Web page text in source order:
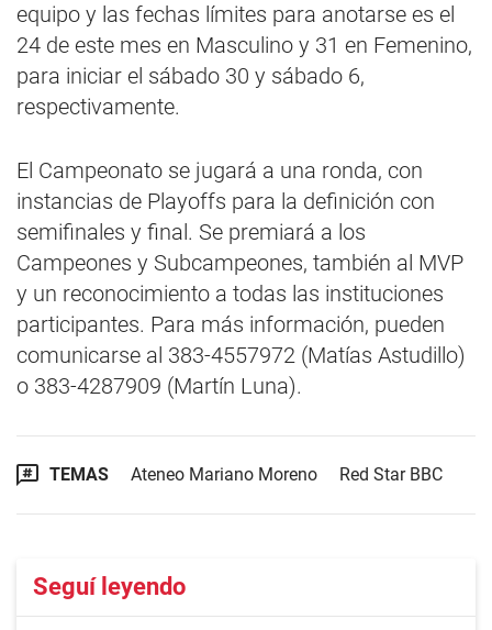
equipo y las fechas límites para anotarse es el
24 de este mes en Masculino y 31 en Femenino,
para iniciar el sábado 30 y sábado 6,
respectivamente.
El Campeonato se jugará a una ronda, con
instancias de Playoffs para la definición con
semifinales y final. Se premiará a los
Campeones y Subcampeones, también al MVP
y un reconocimiento a todas las instituciones
participantes. Para más información, pueden
comunicarse al 383-4557972 (Matías Astudillo)
o 383-4287909 (Martín Luna).
TEMAS Ateneo Mariano Moreno Red Star BBC
Seguí leyendo